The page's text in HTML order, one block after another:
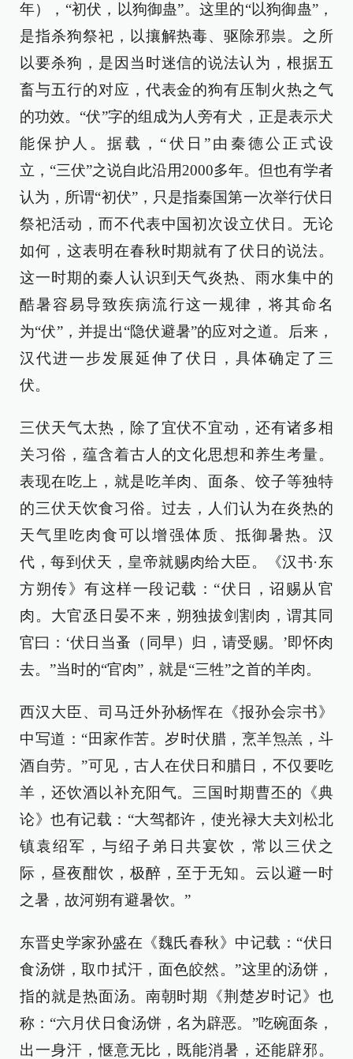
年），“初伏，以狗御蛊”。这里的“以狗御蛊”，
是指杀狗祭祀，以攘解热毒、驱除邪祟。之所
以要杀狗，是因当时迷信的说法认为，根据五
畜与五行的对应，代表金的狗有压制火热之气
的功效。“伏”字的组成为人旁有犬，正是表示犬
能保护人。据载，“伏日”由秦德公正式设
立，“三伏”之说自此沿用2000多年。但也有学者
认为，所谓“初伏”，只是指秦国第一次举行伏日
祭祀活动，而不代表中国初次设立伏日。无论
如何，这表明在春秋时期就有了伏日的说法。
这一时期的秦人认识到天气炎热、雨水集中的
酷暑容易导致疾病流行这一规律，将其命名
为“伏”，并提出“隐伏避暑”的应对之道。后来，
汉代进一步发展延伸了伏日，具体确定了三
伏。
三伏天气太热，除了宜伏不宜动，还有诸多相
关习俗，蕴含着古人的文化思想和养生考量。
表现在吃上，就是吃羊肉、面条、饺子等独特
的三伏天饮食习俗。过去，人们认为在炎热的
天气里吃肉食可以增强体质、抵御暑热。汉
代，每到伏天，皇帝就赐肉给大臣。《汉书·东
方朔传》有这样一段记载：“伏日，诏赐从官
肉。大官丞日晏不来，朔独拔剑割肉，谓其同
官曰：‘伏日当蚤（同早）归，请受赐。’即怀肉
去。”当时的“官肉”，就是“三牲”之首的羊肉。
西汉大臣、司马迁外孙杨恽在《报孙会宗书》
中写道：“田家作苦。岁时伏腊，烹羊炰羔，斗
酒自劳。”可见，古人在伏日和腊日，不仅要吃
羊，还饮酒以补充阳气。三国时期曹丕的《典
论》也有记载：“大驾都许，使光禄大夫刘松北
镇袁绍军，与绍子弟日共宴饮，常以三伏之
际，昼夜酣饮，极醉，至于无知。云以避一时
之暑，故河朔有避暑饮。”
东晋史学家孙盛在《魏氏春秋》中记载：“伏日
食汤饼，取巾拭汗，面色皎然。”这里的汤饼，
指的就是热面汤。南朝时期《荆楚岁时记》也
称：“六月伏日食汤饼，名为辟恶。”吃碗面条，
出一身汗，惬意无比，既能消暑，还能辟邪。